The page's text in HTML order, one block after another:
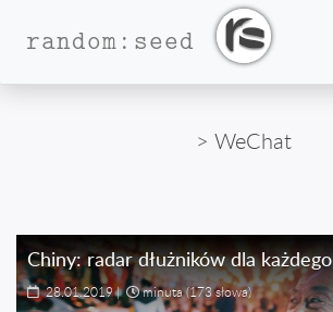
random:seed
> WeChat
Chiny: radar dłużników dla każdego
28.01.2019| minuta(173 słowa)